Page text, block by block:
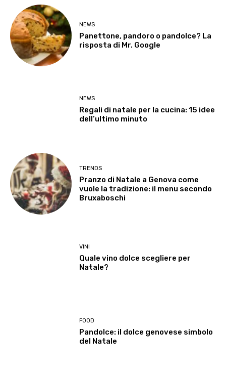
NEWS
Panettone, pandoro o pandolce? La
risposta di Mr. Google
NEWS
Regali di natale per la cucina: 15 idee
dell’ultimo minuto
TRENDS
Pranzo di Natale a Genova come
vuole la tradizione: il menu secondo
Bruxaboschi
VINI
Quale vino dolce scegliere per
Natale?
FOOD
Pandolce: il dolce genovese simbolo
del Natale